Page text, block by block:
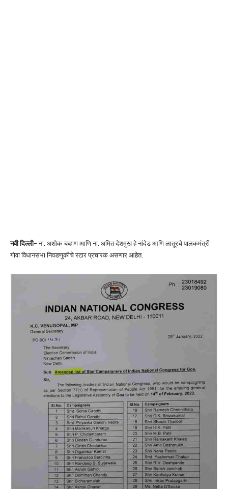
नवी दिल्ली- ना. अशोक चव्हाण आणि ना. अमित देशमुख हे नांदेड आणि लातूरचे पालकमंत्री
गोवा विधानसभा निवडणुकीचे स्टार प्रचारक असणार आहेत.